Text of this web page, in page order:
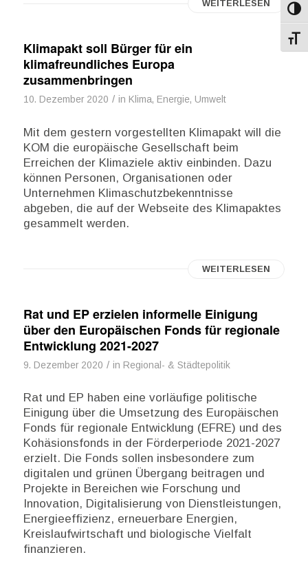
WEITERLESEN
Klimapakt soll Bürger für ein
klimafreundliches Europa
zusammenbringen
10. Dezember 2020 / in Klima, Energie, Umwelt
Mit dem gestern vorgestellten Klimapakt will die
KOM die europäische Gesellschaft beim
Erreichen der Klimaziele aktiv einbinden. Dazu
können Personen, Organisationen oder
Unternehmen Klimaschutzbekenntnisse
abgeben, die auf der Webseite des Klimapaktes
gesammelt werden.
WEITERLESEN
Rat und EP erzielen informelle Einigung
über den Europäischen Fonds für regionale
Entwicklung 2021-2027
9. Dezember 2020 / in Regional- & Städtepolitik
Rat und EP haben eine vorläufige politische
Einigung über die Umsetzung des Europäischen
Fonds für regionale Entwicklung (EFRE) und des
Kohäsionsfonds in der Förderperiode 2021-2027
erzielt. Die Fonds sollen insbesondere zum
digitalen und grünen Übergang beitragen und
Projekte in Bereichen wie Forschung und
Innovation, Digitalisierung von Dienstleistungen,
Energieeffizienz, erneuerbare Energien,
Kreislaufwirtschaft und biologische Vielfalt
finanzieren.